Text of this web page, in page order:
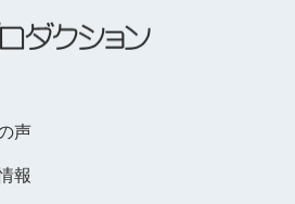
声
報